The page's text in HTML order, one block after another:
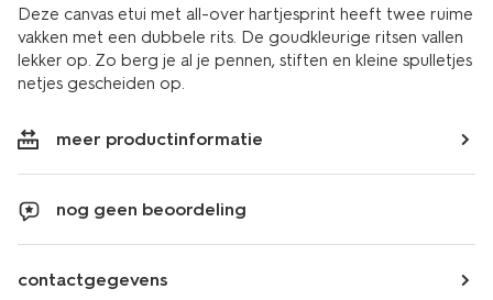
Deze canvas etui met all-over hartjesprint heeft twee ruime
vakken met een dubbele rits. De goudkleurige ritsen vallen
lekker op. Zo berg je al je pennen, stiften en kleine spulletjes
netjes gescheiden op.
meer productinformatie
nog geen beoordeling
contactgegevens